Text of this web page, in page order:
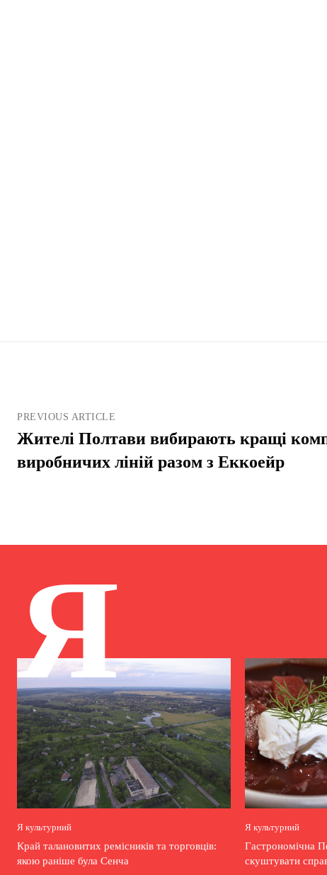
PREVIOUS ARTICLE
Жителі Полтави вибирають кращі
виробничих ліній разом з Еккоейр
Я
Я культурний
Край талановитих ремісників та торговців:
якою раніше була Сенча
Я культурний
Гастрономічна
скуштувати